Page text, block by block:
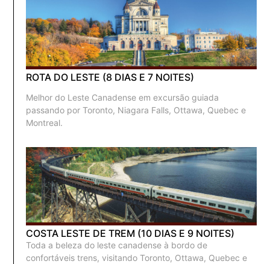
ROTA DO LESTE (8 DIAS E 7 NOITES)
Melhor do Leste Canadense em excursão guiada
passando por Toronto, Niagara Falls, Ottawa, Quebec e
Montreal.
COSTA LESTE DE TREM (10 DIAS E 9 NOITES)
Toda a beleza do leste canadense à bordo de
confortáveis trens, visitando Toronto, Ottawa, Quebec e